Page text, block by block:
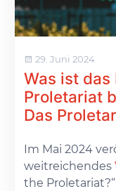
29. Juni 2024
Was ist das
Proletariat
Das
Im Mai 2024
weitreichendes
the Proletariat?“